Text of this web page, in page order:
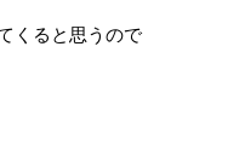
くると思うので